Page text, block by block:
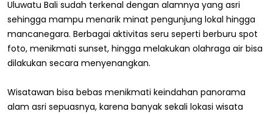
Uluwatu Bali sudah terkenal dengan alamnya yang asri
sehingga mampu menarik minat pengunjung lokal hingga
mancanegara. Berbagai aktivitas seru seperti berburu spot
foto, menikmati sunset, hingga melakukan olahraga air bisa
dilakukan secara menyenangkan.
Wisatawan bisa bebas menikmati keindahan panorama
alam asri sepuasnya, karena banyak sekali lokasi wisata